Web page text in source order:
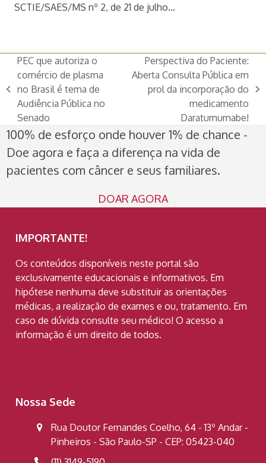
SCTIE/SAES/MS nº 2, de 21 de julho…
previous
post:
PEC que autoriza o
comércio de plasma
no Brasil é tema de
Audiência Pública no
Senado
Perspectiva do Paciente:
Aberta Consulta Pública em
prol da incorporação do
medicamento
Daratumumabe!
100% de esforço onde houver 1% de chance -
Doe agora e faça a diferença na vida de
pacientes com câncer e seus familiares.
DOAR AGORA
IMPORTANTE!
Os conteúdos disponíveis neste portal são
exclusivamente educacionais e informativos. Em
hipótese nenhuma deve substituir as orientações
médicas, a realização de exames e ou, tratamento. Em
caso de dúvida consulte seu médico! O acesso a
informação é um direito de todos.
Nossa Sede
Rua Doutor Fernandes Coelho, 64 - 13º Andar -
Pinheiros - São Paulo-SP - CEP: 05423-040